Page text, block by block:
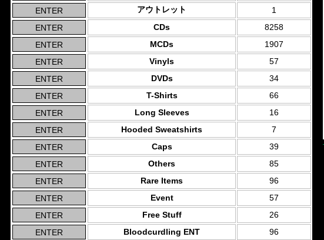
アウトレット
1
CDs
8258
MCDs
1907
Vinyls
57
DVDs
34
T-Shirts
66
Long Sleeves
16
Hooded Sweatshirts
7
Caps
39
Others
85
Rare Items
96
Event
57
Free Stuff
26
Bloodcurdling ENT
96